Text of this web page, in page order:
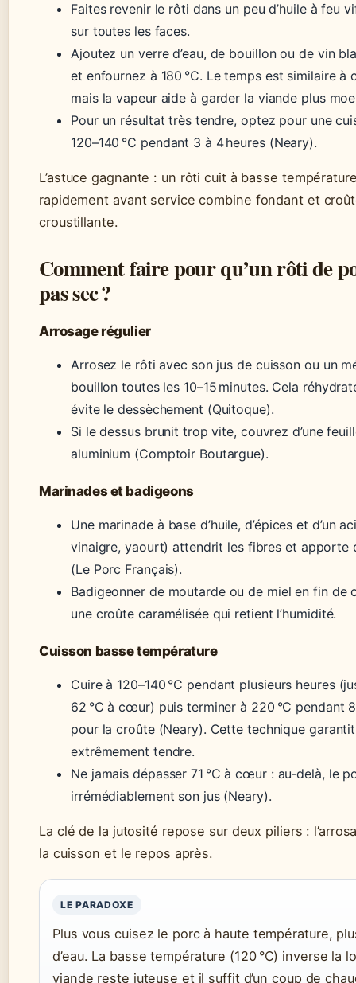
Faites revenir le rôti dans un peu d’huile à feu
sur toutes les faces.
Ajoutez un verre d’eau, de bouillon ou de vin
et enfournez à 180 °C. Le temps est similaire à
mais la vapeur aide à garder la viande plus
Pour un résultat très tendre, optez pour une
120–140 °C pendant 3 à 4 heures (Neary).
L’astuce gagnante : un rôti cuit à basse
rapidement avant service combine fondant et
croustillante.
Comment faire pour qu’un rôti de
pas sec ?
Arrosage régulier
Arrosez le rôti avec son jus de cuisson ou un
bouillon toutes les 10–15 minutes. Cela
évite le dessèchement (Quitoque).
Si le dessus brunit trop vite, couvrez d’une
aluminium (Comptoir Boutargue).
Marinades et badigeons
Une marinade à base d’huile, d’épices et d’un
vinaigre, yaourt) attendrit les fibres et apporte
(Le Porc Français).
Badigeonner de moutarde ou de miel en fin de
une croûte caramélisée qui retient l’humidité.
Cuisson basse température
Cuire à 120–140 °C pendant plusieurs heures
62 °C à cœur) puis terminer à 220 °C pendant
pour la croûte (Neary). Cette technique
extrêmement tendre.
Ne jamais dépasser 71 °C à cœur : au‑delà, le
irrémédiablement son jus (Neary).
La clé de la jutosité repose sur deux piliers :
la cuisson et le repos après.
LE PARADOXE
Plus vous cuisez le porc à haute température,
d’eau. La basse température (120 °C) inverse la
viande reste juteuse et il suffit d’un coup de